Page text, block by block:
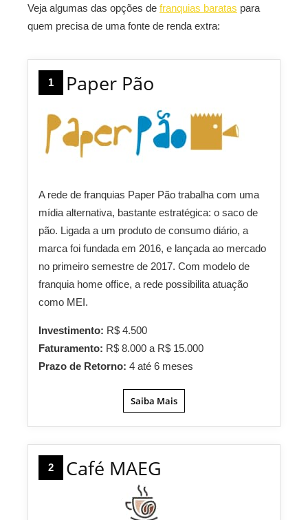
Veja algumas das opções de franquias baratas para
quem precisa de uma fonte de renda extra:
1 Paper Pão
A rede de franquias Paper Pão trabalha com uma
mídia alternativa, bastante estratégica: o saco de
pão. Ligada a um produto de consumo diário, a
marca foi fundada em 2016, e lançada ao mercado
no primeiro semestre de 2017. Com modelo de
franquia home office, a rede possibilita atuação
como MEI.
Investimento: R$ 4.500
Faturamento: R$ 8.000 a R$ 15.000
Prazo de Retorno: 4 até 6 meses
Saiba Mais
2 Café MAEG